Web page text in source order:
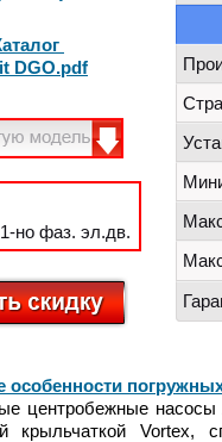
DGO.pdf
но фаз. эл.дв.
особенности
центробежные насосы
крыльчаткой